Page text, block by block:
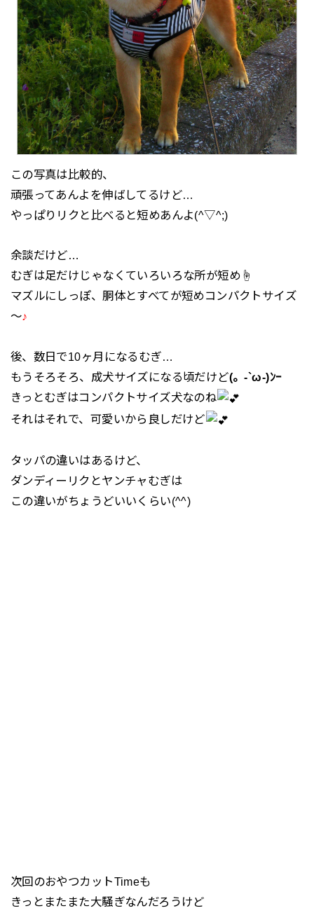
この写真は比較的、
頑張ってあんよを伸ばしてるけど…
やっぱりリクと比べると短めあんよ(^▽^;)
余談だけど…
むぎは足だけじゃなくていろいろな所が短め☝
マズルにしっぽ、胴体とすべてが短めコンパクトサイズ
～♪
後、数日で10ヶ月になるむぎ…
もうそろそろ、成犬サイズになる頃だけど(。-`ω-)ﾝｰ
きっとむぎはコンパクトサイズ犬なのね
それはそれで、可愛いから良しだけど
タッパの違いはあるけど、
ダンディーリクとヤンチャむぎは
この違いがちょうどいいくらい(^^)
次回のおやつカットTimeも
きっとまたまた大騒ぎなんだろうけど